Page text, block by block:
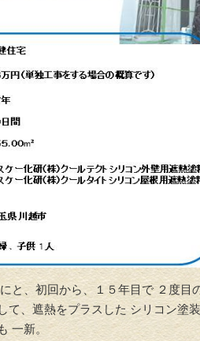
と、初回から、１５年目で ２度目
て、遮熱をプラスした シリコン塗装
一新。